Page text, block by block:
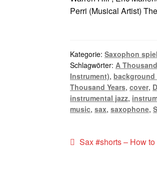
Perri (Musical Artist)
Kategorie:Saxophon
Schlagwörter: A
Instrument),background
Thousand Years,cover,
instrumental jazz,
music,sax,saxophone,
Vorheriger
Sax #shorts – How